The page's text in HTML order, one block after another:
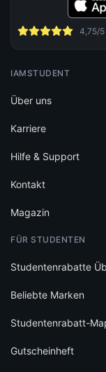
4,75/5
IAMSTUDENT
Über uns
Karriere
Hilfe & Support
Kontakt
Magazin
FÜR STUDENTEN
Studentenrabatte
Beliebte Marken
Studentenrabatt-
Gutscheinheft